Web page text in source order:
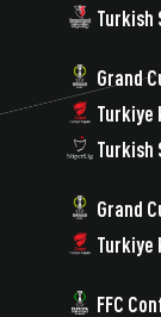
Turkish
Grand
Turkiye
Turkish
Grand
Turkiye
FFC